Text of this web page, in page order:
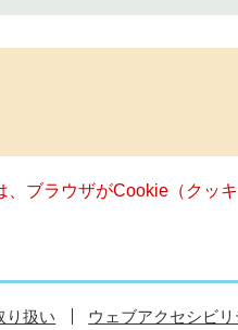
ブラウザがCookie（クッ
り扱い ウェブアクセシビリ